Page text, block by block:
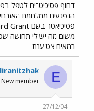
דחוף פסיכיטרים לטפל
הנפגעים ממלחמת
משום מה יש לי תחושה
רמאים צט'ערת
E
New member
27/12/04